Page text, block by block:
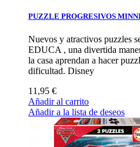
PUZZLE PROGRESIVOS
Nuevos y atractivos puzzles
EDUCA , una divertida
la casa aprendan a hacer
dificultad. Disney
11,95 €
Añadir al carrito
Añadir a la lista de deseos